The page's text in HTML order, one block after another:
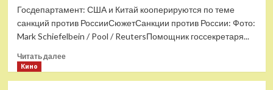
противнику
актерах
Госдепартамент: США и Китай кооперируются по теме
санкций против РоссииСюжетСанкции против России: Фото:
Mark Schiefelbein / Pool / ReutersПомощник госсекретаря...
Читать далееПрочитать
Кино